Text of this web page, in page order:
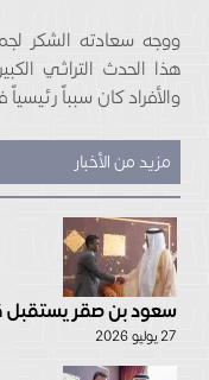
ووجه سعادته الشكر
هذا الحدث التراثي
والأفراد كان سبباً
مزيد من الأخبار
سعود بن صقر يستقبل
27 يوليو 2026